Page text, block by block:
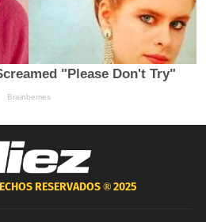
RESERVADOS ®2025